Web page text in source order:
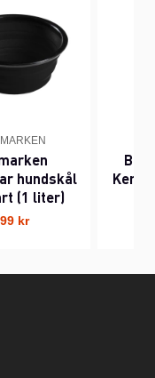
hundskål
(1 liter)
kr